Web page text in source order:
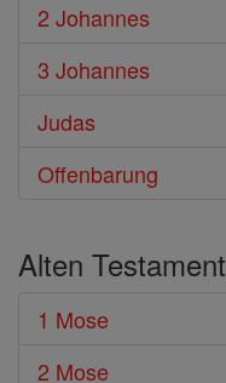
2 Johannes
3 Johannes
Judas
Offenbarung
Alten Testament
1 Mose
2 Mose